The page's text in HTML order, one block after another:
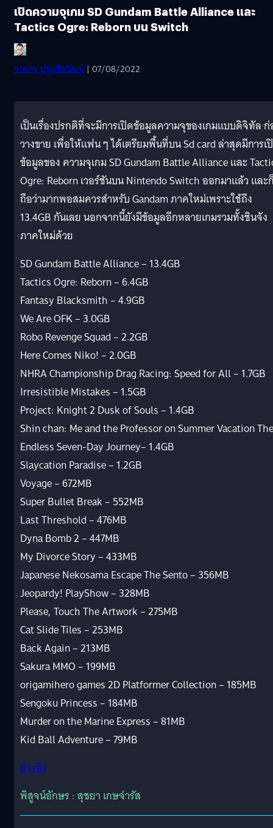
เปิดความจุเกม SD Gundam Battle Alliance และ
Tactics Ogre: Reborn บน Switch
วงศกร ปฐมชัยวัฒน์ | 07/08/2022
เป็นเรื่องปรกติที่จะมีการเปิดข้อมูลความจุของเกมแบบดิจิทัล
วางขาย เพื่อให้แฟน ๆ ได้เตรียมพื้นที่บน Sd card ล่าสุดมีการเ
ข้อมูลของ ความจุเกม SD Gundam Battle Alliance และ
Ogre: Reborn เวอร์ชันบน Nintendo Switch ออกมาแล้ว และ
ถือว่ามากพอสมควรสำหรับ Gandam ภาคใหม่เพราะใช้ถึง
13.4GB กันเลย นอกจากนี้ยังมีข้อมูลอีกหลายเกมรวมทั้งชินจัง
ภาคใหม่ด้วย
SD Gundam Battle Alliance – 13.4GB
Tactics Ogre: Reborn – 6.4GB
Fantasy Blacksmith – 4.9GB
We Are OFK – 3.0GB
Robo Revenge Squad – 2.2GB
Here Comes Niko! – 2.0GB
NHRA Championship Drag Racing: Speed for All – 1.7GB
Irresistible Mistakes – 1.5GB
Project: Knight 2 Dusk of Souls – 1.4GB
Shin chan: Me and the Professor on Summer Vacation The
Endless Seven-Day Journey– 1.4GB
Slaycation Paradise – 1.2GB
Voyage – 672MB
Super Bullet Break – 552MB
Last Threshold – 476MB
Dyna Bomb 2 – 447MB
My Divorce Story – 433MB
Japanese Nekosama Escape The Sento – 356MB
Jeopardy! PlayShow – 328MB
Please, Touch The Artwork – 275MB
Cat Slide Tiles – 253MB
Back Again – 213MB
Sakura MMO – 199MB
origamihero games 2D Platformer Collection – 185MB
Sengoku Princess – 184MB
Murder on the Marine Express – 81MB
Kid Ball Adventure – 79MB
อ้างอิง
พิสูจน์อักษร : สุชยา เกษจำรัส